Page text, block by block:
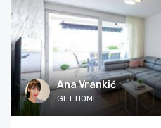
Ana Vrankić
GET HOME